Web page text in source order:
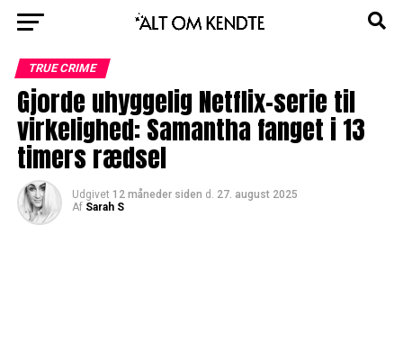
TRUE CRIME
Gjorde uhyggelig Netflix-serie til
virkelighed: Samantha fanget i 13
timers rædsel
Udgivet 12 måneder siden d. 27. august 2025
Af Sarah S